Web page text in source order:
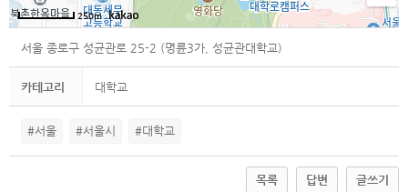
250m
서울 종로구 성균관로 25-2 (명륜3가, 성균관대학교)
카테고리 대학교
#서울 #서울시 #대학교
목록 답변 글쓰기